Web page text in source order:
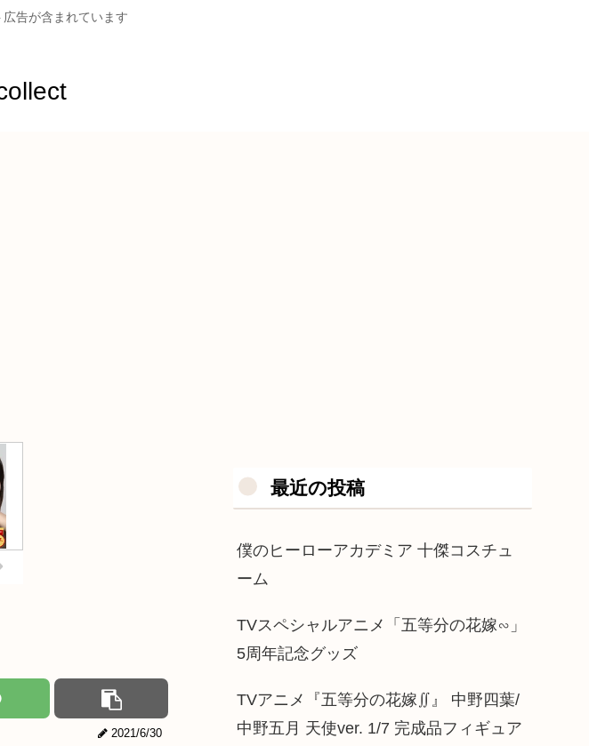
告が含まれています
2021/6/30
最近の投稿
僕のヒーローアカデミア 十傑コスチュ
ーム
TVスペシャルアニメ「五等分の花嫁∽」
5周年記念グッズ
TVアニメ『五等分の花嫁∬』 中野四葉/
中野五月 天使ver. 1/7 完成品フィギュア